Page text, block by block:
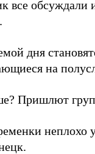
все
дня
на
Пришлют
неплохо